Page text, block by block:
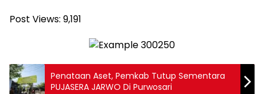
Post Views: 9,191
Penataan Aset, Pemkab Tutup Sementara
PUJASERA JARWO Di Purwosari